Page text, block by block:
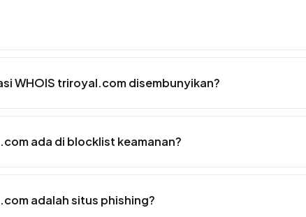
WHOIS triroyal.com disembunyikan?
ada di blocklist keamanan?
adalah situs phishing?